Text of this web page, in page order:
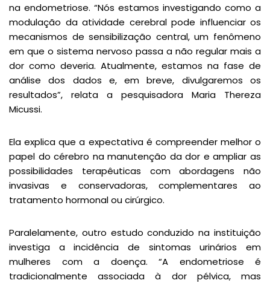
na endometriose. “Nós estamos investigando como a
modulação da atividade cerebral pode influenciar os
mecanismos de sensibilização central, um fenômeno
em que o sistema nervoso passa a não regular mais a
dor como deveria. Atualmente, estamos na fase de
análise dos dados e, em breve, divulgaremos os
resultados”, relata a pesquisadora Maria Thereza
Micussi.
Ela explica que a expectativa é compreender melhor o
papel do cérebro na manutenção da dor e ampliar as
possibilidades terapêuticas com abordagens não
invasivas e conservadoras, complementares ao
tratamento hormonal ou cirúrgico.
Paralelamente, outro estudo conduzido na instituição
investiga a incidência de sintomas urinários em
mulheres com a doença. “A endometriose é
tradicionalmente associada à dor pélvica, mas